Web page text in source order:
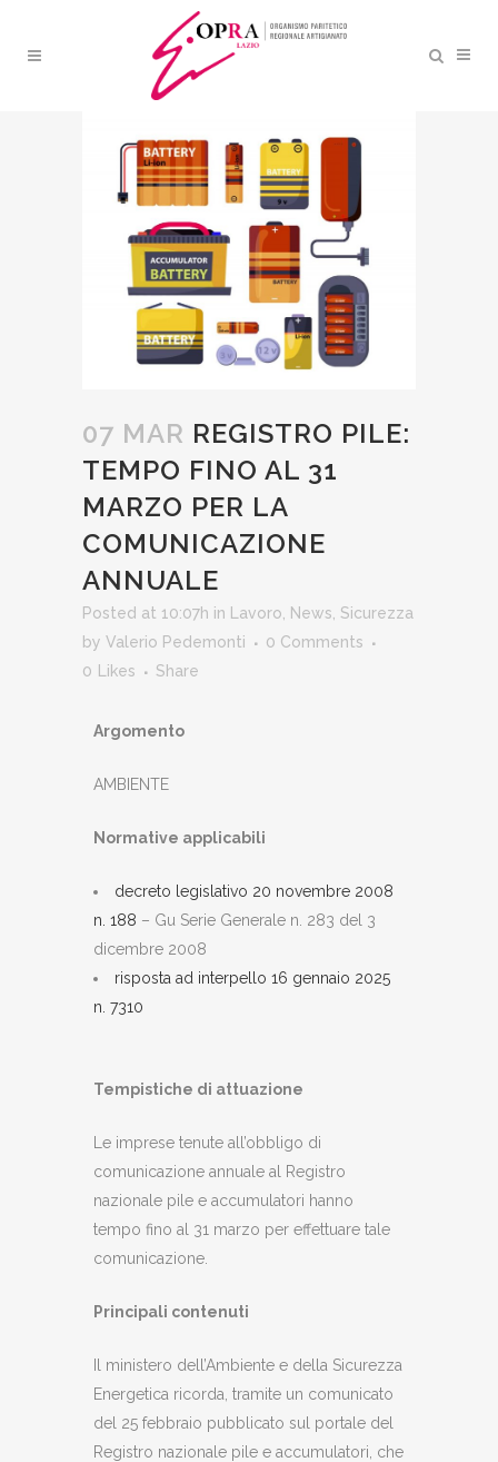
FINO AL 31 MARZO PER LA
COMUNICAZIONE ANNUALE
07 MAR REGISTRO PILE:
TEMPO FINO AL 31
MARZO PER LA
COMUNICAZIONE
ANNUALE
Posted at 10:07h in Lavoro News Sicurezza
by Valerio Pedemonti
0 Comments
0
Likes Share
Argomento
AMBIENTE
Normative applicabili
decreto legislativo 20 novembre 2008
n. 188 – Gu Serie Generale n. 283 del 3
dicembre 2008
risposta ad interpello 16 gennaio 2025
n. 7310
Tempistiche di attuazione
Le imprese tenute all’obbligo di
comunicazione annuale al Registro
nazionale pile e accumulatori hanno
tempo fino al 31 marzo per effettuare tale
comunicazione.
Principali contenuti
Il ministero dell’Ambiente e della Sicurezza
Energetica ricorda, tramite un comunicato
del 25 febbraio pubblicato sul portale del
Registro nazionale pile e accumulatori, che